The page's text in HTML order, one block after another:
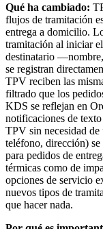
Ver carrito
Historial de
Qué ha cambiado:
flujos de tramitación
entrega a domicilio.
tramitación al iniciar
destinatario
se registran
TPV reciben las
filtrado que los
KDS se reflejan en
notificaciones de
TPV sin necesidad
teléfono, dirección)
para pedidos de
térmicas como de
opciones de servicio
nuevos tipos de
que hacer nada.